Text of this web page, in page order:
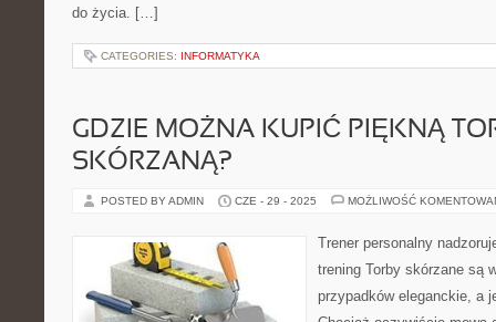
do życia. […]
CATEGORIES: INFORMATYKA
GDZIE MOŻNA KUPIĆ PIĘKNĄ
SKÓRZANĄ?
POSTED BY ADMIN CZE - 29 - 2025 MOŻLIWOŚĆ
Trener personalny
trening Torby skórzane są
przypadków eleganckie, a